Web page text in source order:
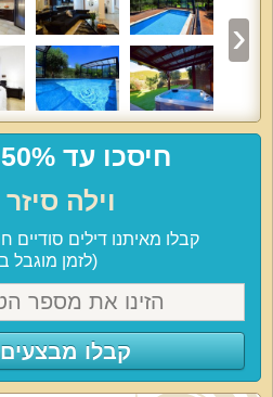
חיסכו עד 50% בהזמנת:
וילה
קבלו מאיתנו דילים סודיים חמים עד
(לזמן מוגבל
קבלו